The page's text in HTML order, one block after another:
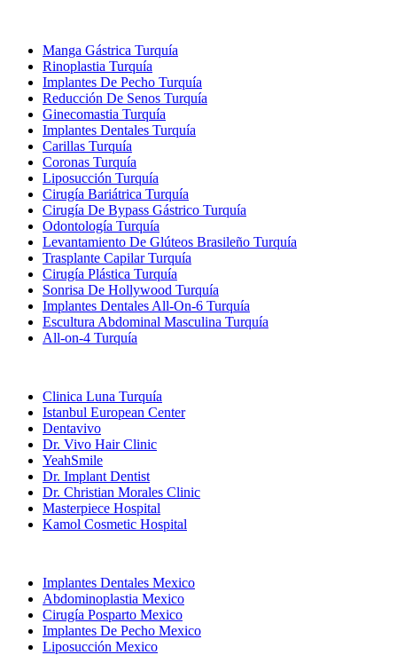
Manga Gástrica Turquía
Rinoplastia Turquía
Implantes De Pecho Turquía
Reducción De Senos Turquía
Ginecomastia Turquía
Implantes Dentales Turquía
Carillas Turquía
Coronas Turquía
Liposucción Turquía
Cirugía Bariátrica Turquía
Cirugía De Bypass Gástrico Turquía
Odontología Turquía
Levantamiento De Glúteos Brasileño Turquía
Trasplante Capilar Turquía
Cirugía Plástica Turquía
Sonrisa De Hollywood Turquía
Implantes Dentales All-On-6 Turquía
Escultura Abdominal Masculina Turquía
All-on-4 Turquía
Clinica Luna Turquía
Istanbul European Center
Dentavivo
Dr. Vivo Hair Clinic
YeahSmile
Dr. Implant Dentist
Dr. Christian Morales Clinic
Masterpiece Hospital
Kamol Cosmetic Hospital
Implantes Dentales Mexico
Abdominoplastia Mexico
Cirugía Posparto Mexico
Implantes De Pecho Mexico
Liposucción Mexico